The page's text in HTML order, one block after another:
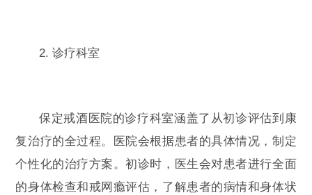
2. 诊疗科室
保定戒酒医院的诊疗科室涵盖了从初诊评估到康
复治疗的全过程。医院会根据患者的具体情况，制定
个性化的治疗方案。初诊时，医生会对患者进行全面
的身体检查和戒网瘾评估，了解患者的病情和身体状